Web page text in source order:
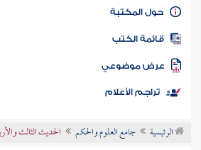
كتاب الأمة
المكتبة
الكتب
موضوعي
تراجم الأعلام
الرئيسية جامع العلوم والحكم الحديث الثالث